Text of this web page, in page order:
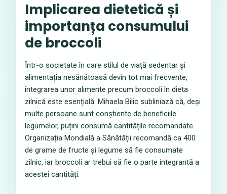
Implicarea dietetică și
importanța consumului
de broccoli
Într-o societate în care stilul de viață sedentar și
alimentația nesănătoasă devin tot mai frecvente,
integrarea unor alimente precum broccoli în dieta
zilnică este esențială. Mihaela Bilic subliniază că, deși
multe persoane sunt conștiente de beneficiile
legumelor, puțini consumă cantitățile recomandate.
Organizația Mondială a Sănătății recomandă ca 400
de grame de fructe și legume să fie consumate
zilnic, iar broccoli ar trebui să fie o parte integrantă a
acestei cantități.